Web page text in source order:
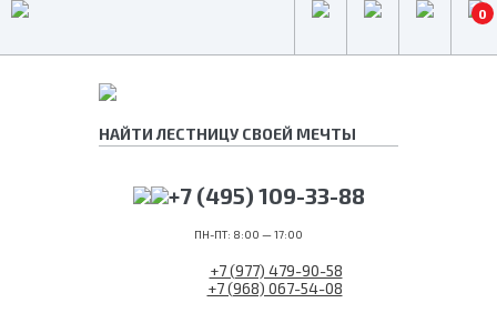
0
+7 (495) 109-33-88
ПН-ПТ: 8:00 — 17:00
+7 (977) 479-90-58
+7 (968) 067-54-08